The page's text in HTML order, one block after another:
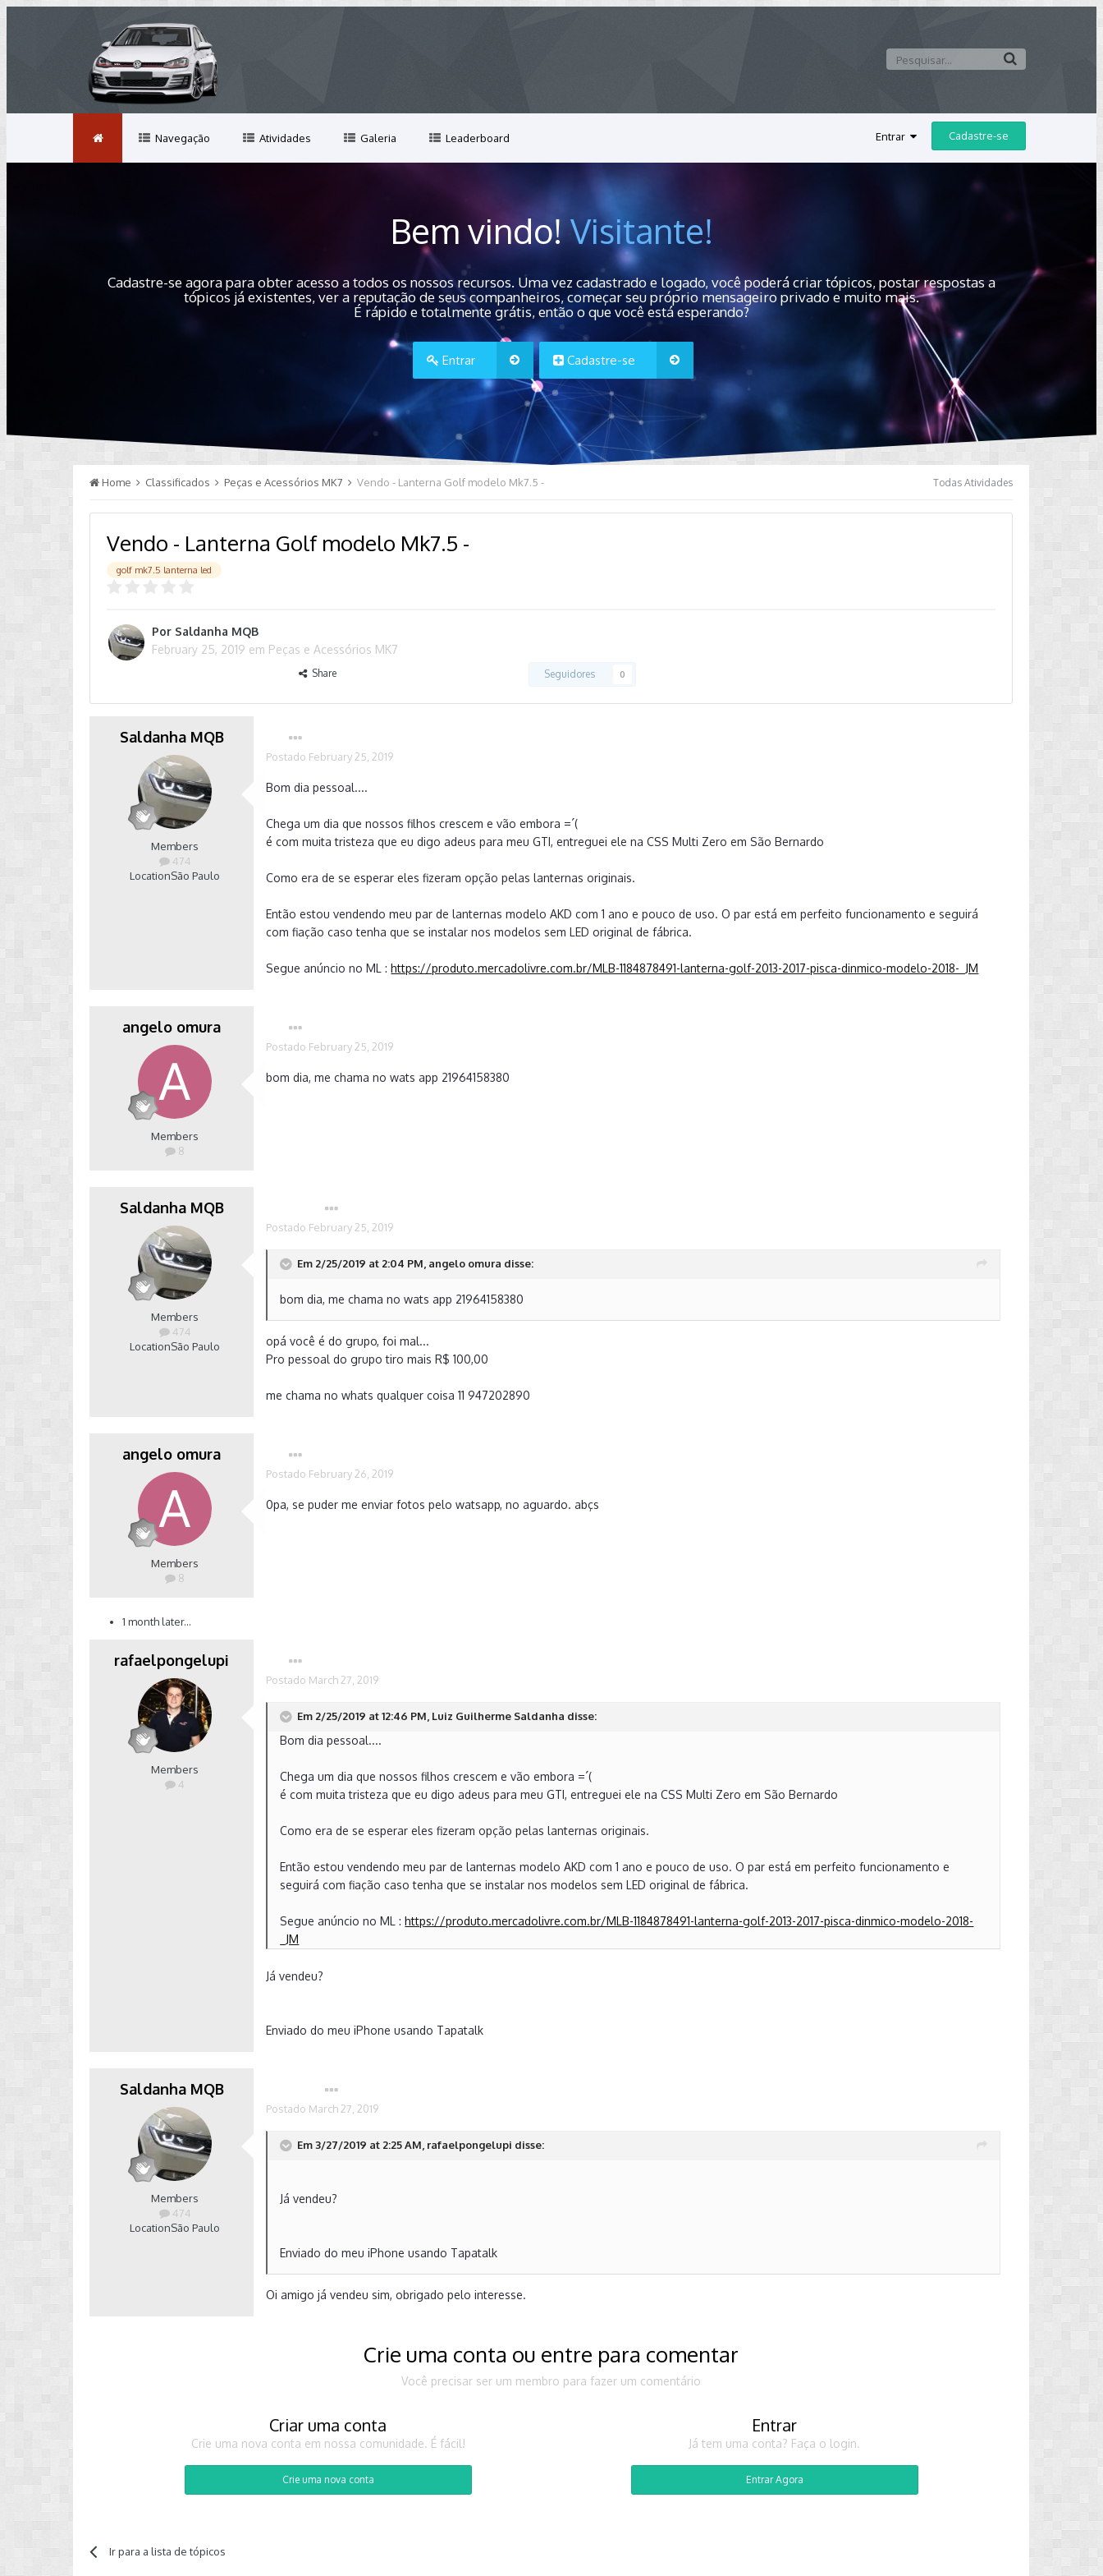
Entrar Cadastre-se
Navegação Atividades Galeria Leaderboard
Bem vindo!Visitante!
Cadastre-se agora para obter acesso a todos os nossos recursos. Uma vez cadastrado e logado, você poderá criar tópicos, postar respostas a
tópicos já existentes, ver a reputação de seus companheiros, começar seu próprio mensageiro privado e muito mais.
É rápido e totalmente grátis, então o que você está esperando?
Entrar Cadastre-se
Todas Atividades
Home Classificados Peças e Acessórios MK7 Vendo - Lanterna Golf modelo Mk7.5 -
Vendo - Lanterna Golf modelo Mk7.5 -
golf mk7.5 lanterna led
Por Saldanha MQB
February 25, 2019 em Peças e Acessórios MK7
Share Seguidores 0
Saldanha MQB
Members
474
LocationSão Paulo
Postado February 25, 2019
Bom dia pessoal....
Chega um dia que nossos filhos crescem e vão embora =´(
é com muita tristeza que eu digo adeus para meu GTI, entreguei ele na CSS Multi Zero em São Bernardo
Como era de se esperar eles fizeram opção pelas lanternas originais.
Então estou vendendo meu par de lanternas modelo AKD com 1 ano e pouco de uso. O par está em perfeito funcionamento e seguirá
com fiação caso tenha que se instalar nos modelos sem LED original de fábrica.
Segue anúncio no ML :https://produto.mercadolivre.com.br/MLB-1184878491-lanterna-golf-2013-2017-pisca-dinmico-modelo-2018-_JM
angelo omura
Members
8
Postado February 25, 2019
bom dia, me chama no wats app 21964158380
Saldanha MQB
Members
474
LocationSão Paulo
Postado February 25, 2019
Em 2/25/2019 at 2:04 PM, angelo omura disse:
bom dia, me chama no wats app 21964158380
opá você é do grupo, foi mal...
Pro pessoal do grupo tiro mais R$ 100,00
me chama no whats qualquer coisa 11 947202890
angelo omura
Members
8
Postado February 26, 2019
0pa, se puder me enviar fotos pelo watsapp, no aguardo. abçs
1 month later...
rafaelpongelupi
Members
4
Postado March 27, 2019
Em 2/25/2019 at 12:46 PM, Luiz Guilherme Saldanha disse:
Bom dia pessoal....
Chega um dia que nossos filhos crescem e vão embora =´(
é com muita tristeza que eu digo adeus para meu GTI, entreguei ele na CSS Multi Zero em São Bernardo
Como era de se esperar eles fizeram opção pelas lanternas originais.
Então estou vendendo meu par de lanternas modelo AKD com 1 ano e pouco de uso. O par está em perfeito funcionamento e
seguirá com fiação caso tenha que se instalar nos modelos sem LED original de fábrica.
Segue anúncio no ML :https://produto.mercadolivre.com.br/MLB-1184878491-lanterna-golf-2013-2017-pisca-dinmico-modelo-2018-
_JM
Já vendeu?
Enviado do meu iPhone usando Tapatalk
Saldanha MQB
Members
474
LocationSão Paulo
Postado March 27, 2019
Em 3/27/2019 at 2:25 AM, rafaelpongelupi disse:
Já vendeu?
Enviado do meu iPhone usando Tapatalk
Oi amigo já vendeu sim, obrigado pelo interesse.
Crie uma conta ou entre para comentar
Você precisar ser um membro para fazer um comentário
Criar uma conta
Crie uma nova conta em nossa comunidade. É fácil!
Crie uma nova conta
Entrar
Já tem uma conta? Faça o login.
Entrar Agora
Ir para a lista de tópicos